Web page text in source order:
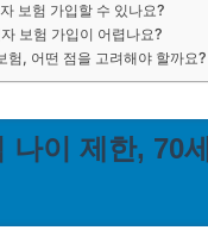
보험 가입할 수 있나요?
보험 가입이 어렵나요?
험, 어떤 점을 고려해야 할까요?
나이 제한, 70